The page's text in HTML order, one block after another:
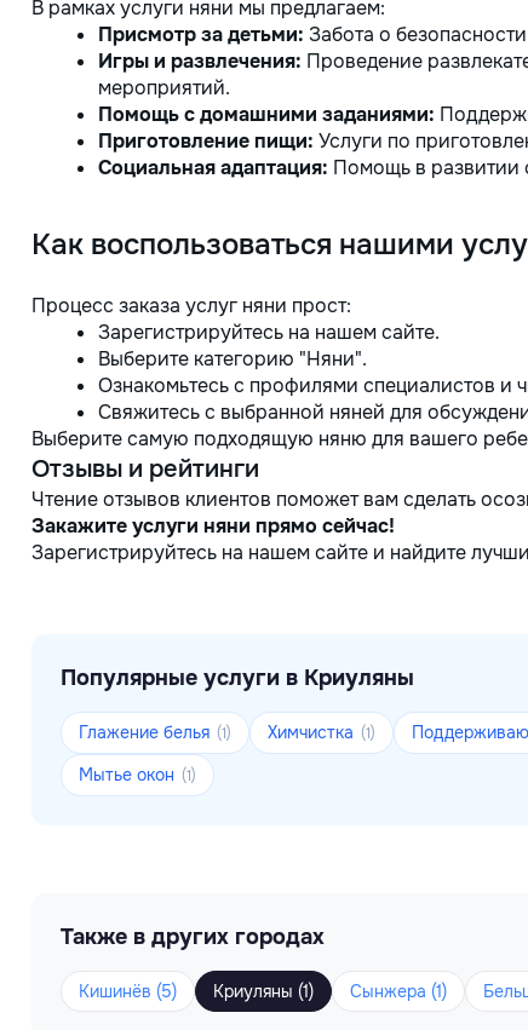
funcționale! Calitatea noastră –
liniștea și confortul dumneavoastră!
В рамках услуги няни мы предлагаем:
Присмотр за детьми: Забота о
Игры и развлечения: Проведение
мероприятий.
Помощь с домашними заданиями:
Приготовление пищи: Услуги по
Социальная адаптация: Помощь в развитии
Как воспользоваться нашими
Процесс заказа услуг няни прост:
Зарегистрируйтесь на нашем сайте.
Выберите категорию "Няни".
Ознакомьтесь с профилями специалистов и
Свяжитесь с выбранной няней для
Выберите самую подходящую няню для вашего
Отзывы и рейтинги
Чтение отзывов клиентов поможет вам сделать
Закажите услуги няни прямо сейчас!
Зарегистрируйтесь на нашем сайте и найдите
Популярные услуги в Криуляны
Глажение белья (1) Химчистка (1)
Мытье окон (1)
Также в других городах
Кишинёв (5) Криуляны (1) Сынжера (1)